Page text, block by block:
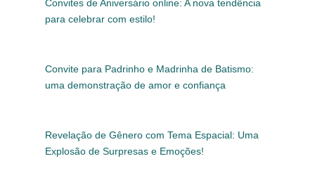
Convites de Aniversário online: A nova tendência
para celebrar com estilo!
Convite para Padrinho e Madrinha de Batismo:
uma demonstração de amor e confiança
Revelação de Gênero com Tema Espacial: Uma
Explosão de Surpresas e Emoções!